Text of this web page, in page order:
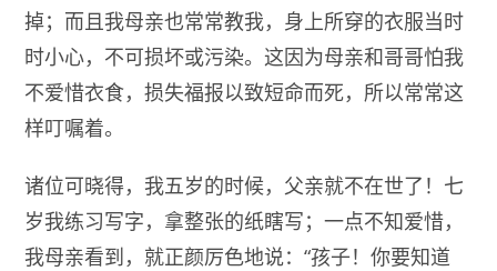
掉；而且我母亲也常常教我，身上所穿的衣服当时
时小心，不可损坏或污染。这因为母亲和哥哥怕我
不爱惜衣食，损失福报以致短命而死，所以常常这
样叮嘱着。
诸位可晓得，我五岁的时候，父亲就不在世了！七
岁我练习写字，拿整张的纸瞎写；一点不知爱惜，
我母亲看到，就正颜厉色地说：“孩子！你要知道